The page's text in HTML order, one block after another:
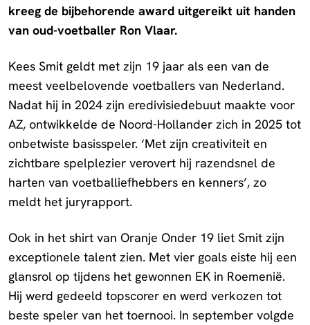
kreeg de bijbehorende award uitgereikt uit handen
van oud-voetballer Ron Vlaar.
Kees Smit geldt met zijn 19 jaar als een van de
meest veelbelovende voetballers van Nederland.
Nadat hij in 2024 zijn eredivisiedebuut maakte voor
AZ, ontwikkelde de Noord-Hollander zich in 2025 tot
onbetwiste basisspeler. ‘Met zijn creativiteit en
zichtbare spelplezier verovert hij razendsnel de
harten van voetballiefhebbers en kenners’, zo
meldt het juryrapport.
Ook in het shirt van Oranje Onder 19 liet Smit zijn
exceptionele talent zien. Met vier goals eiste hij een
glansrol op tijdens het gewonnen EK in Roemenië.
Hij werd gedeeld topscorer en werd verkozen tot
beste speler van het toernooi. In september volgde